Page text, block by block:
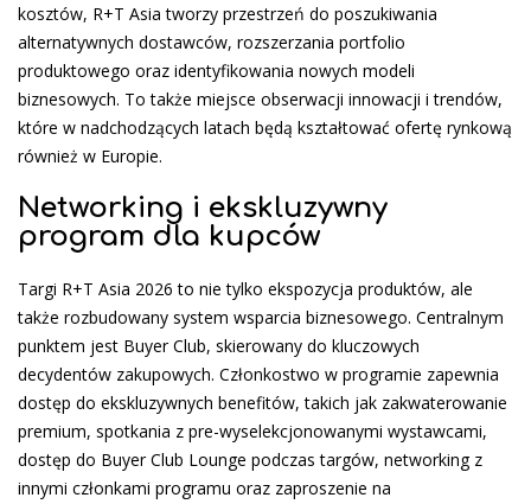
kosztów, R+T Asia tworzy przestrzeń do poszukiwania
alternatywnych dostawców, rozszerzania portfolio
produktowego oraz identyfikowania nowych modeli
biznesowych. To także miejsce obserwacji innowacji i trendów,
które w nadchodzących latach będą kształtować ofertę rynkową
również w Europie.
Networking i ekskluzywny
program dla kupców
Targi R+T Asia 2026 to nie tylko ekspozycja produktów, ale
także rozbudowany system wsparcia biznesowego. Centralnym
punktem jest Buyer Club, skierowany do kluczowych
decydentów zakupowych. Członkostwo w programie zapewnia
dostęp do ekskluzywnych benefitów, takich jak zakwaterowanie
premium, spotkania z pre-wyselekcjonowanymi wystawcami,
dostęp do Buyer Club Lounge podczas targów, networking z
innymi członkami programu oraz zaproszenie na